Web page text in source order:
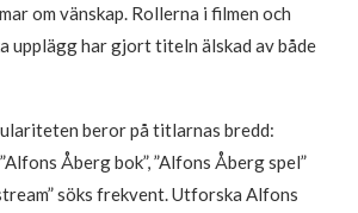
om vänskap. Rollerna i filmen och
upplägg har gjort titeln älskad av både
beror på titlarnas bredd:
Åberg bok”, ”Alfons Åberg spel”
söks frekvent. Utforska Alfons